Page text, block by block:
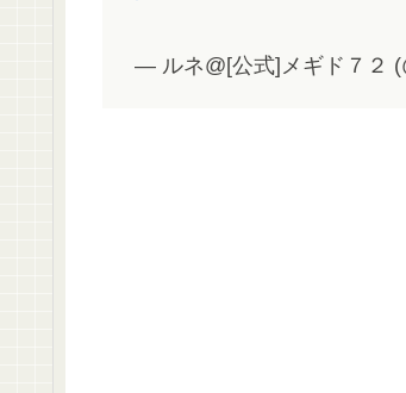
— ルネ@[公式]メギド７２